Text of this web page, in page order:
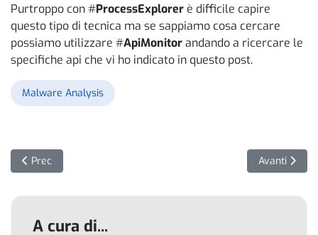
Purtroppo con #ProcessExplorer è difficile capire
questo tipo di tecnica ma se sappiamo cosa cercare
possiamo utilizzare #ApiMonitorandando a ricercare le
specifiche api che vi ho indicato in questo post.
Malware Analysis
Articolo precedente: Image File Execution Option
Prec Articolo
Avanti
A cura di...